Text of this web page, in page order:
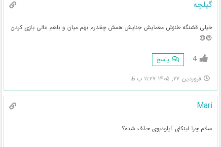
گیلچه
خیلی قشنگه طنزش معمایش جنایش همش چقدرم بهم میان و باهم عالی بازی کردن
😍😍
4 پاسخ
فروردین ۲۷, ۱۴۰۵ ۱۱:۲۷ ب.ظ
Mari
سلام چرا لینکای آپلودبوی حذف شده؟